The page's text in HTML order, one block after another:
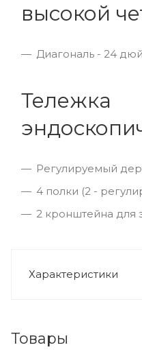
высокой
Диагональ - 24
Тележка
Регулируемый
4 полки (2 -
2 кронштейна для
Характеристики
Товары